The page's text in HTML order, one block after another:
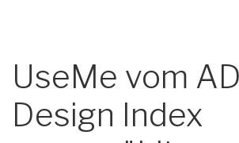
UseMe vom
Design Index